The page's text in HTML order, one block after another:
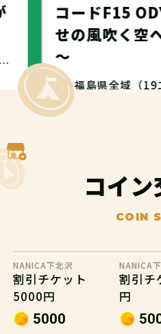
・NANICA -NAGOYA-
コードF15
せの風吹く空
～
福島県全域（19
コイ
COIN
NANICA下北沢
割引チケット
5000円
5000
NANICA
割引チ
円